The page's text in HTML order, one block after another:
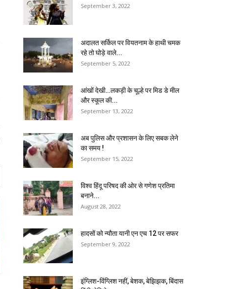
September 3, 2022
अदालत सर्किल पर वियतनाम के हाथी चमक
रहे तो घोड़े वाले...
September 5, 2022
आंखों देखी…लकड़ी के चूल्हे पर मिड डे मील
और स्कूल की...
September 13, 2022
अब पुलिस और प्रशासन के लिए सबक लेने
का समय !
September 15, 2022
विश्व हिंदू परिषद की ओर से गणेश प्रतिमा
बनाने...
August 28, 2022
हादसों को न्यौता यानी एन एच 12 पर सफर
September 9, 2022
इंग्लिश-विंग्लिश नहीं, बेशक, बेझिझक, बिंदास